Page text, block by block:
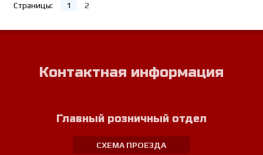
Страницы: 1 2
Контактная информация
Главный розничный отдел
СХЕМА ПРОЕЗДА